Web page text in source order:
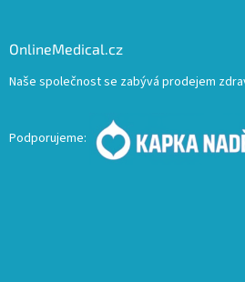
OnlineMedical.cz
Naše společnost se zabývá prodejem
Podporujeme: